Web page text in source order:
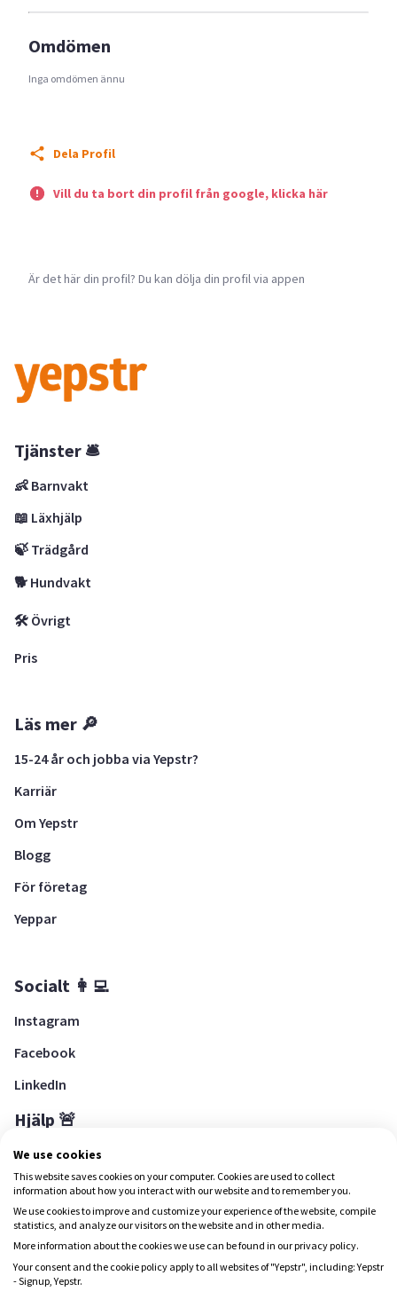
Omdömen
Inga omdömen ännu
Dela Profil
Vill du ta bort din profil från google, klicka här
Är det här din profil? Du kan dölja din profil via appen
Tjänster 🛎
👶 Barnvakt
📖 Läxhjälp
🍃 Trädgård
🐕 Hundvakt
🛠 Övrigt
Pris
Läs mer 🔎
15-24 år och jobba via Yepstr?
Karriär
Om Yepstr
Blogg
För företag
Yeppar
Socialt 👩‍💻
Instagram
Facebook
LinkedIn
Hjälp 🚨
Hjälpcenter
Ladda ned Yepstr
Ladda ned Yepstr
We use cookies
This website saves cookies on your computer. Cookies are used to collect
information about how you interact with our website and to remember you.
We use cookies to improve and customize your experience of the website, compile
statistics, and analyze our visitors on the website and in other media.
More information about the cookies we use can be found in our privacy policy.
Your consent and the cookie policy apply to all websites of "Yepstr", including: Yepstr
- Signup, Yepstr.